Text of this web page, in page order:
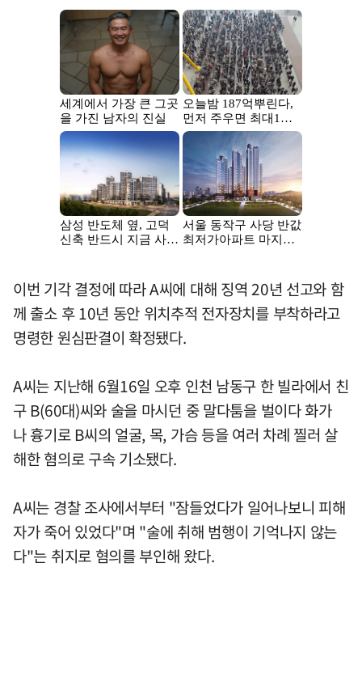
이번 기각 결정에 따라 A씨에 대해 징역 20년 선고와 함
께 출소 후 10년 동안 위치추적 전자장치를 부착하라고
명령한 원심판결이 확정됐다.
A씨는 지난해 6월16일 오후 인천 남동구 한 빌라에서 친
구 B(60대)씨와 술을 마시던 중 말다툼을 벌이다 화가
나 흉기로 B씨의 얼굴, 목, 가슴 등을 여러 차례 찔러 살
해한 혐의로 구속 기소됐다.
A씨는 경찰 조사에서부터 "잠들었다가 일어나보니 피해
자가 죽어 있었다"며 "술에 취해 범행이 기억나지 않는
다"는 취지로 혐의를 부인해 왔다.